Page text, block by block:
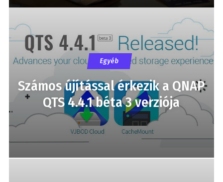
Egyéb
Számos újítással érkezik a QNAP
QTS 4.4.1 béta 3 verziója